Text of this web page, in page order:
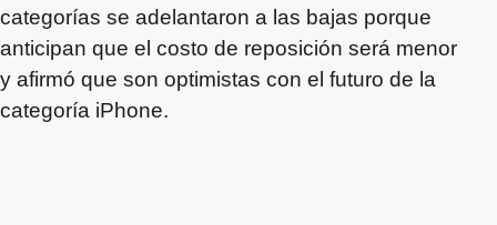
categorías se adelantaron a las bajas porque
anticipan que el costo de reposición será menor
y afirmó que son optimistas con el futuro de la
categoría iPhone.